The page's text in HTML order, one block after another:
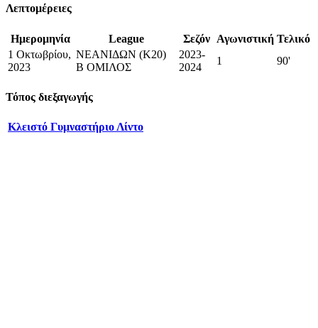
Λεπτομέρειες
Ημερομηνία League Σεζόν Αγωνιστική Τελικό
1 Οκτωβρίου,
2023
ΝΕΑΝΙΔΩΝ (K20)
Β ΟΜΙΛΟΣ
2023-
2024
1 90'
Τόπος διεξαγωγής
Κλειστό Γυμναστήριο Λίντο